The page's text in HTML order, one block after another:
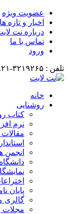
عضویت ویژه
اخبار و تازه ها
درباره نت
تماس با ما
ورود
تلفن : ۳۲۱۹۲۶۵-۰۹۲۱
خانه
روشنایی
کتاب
نرم
انجمن
پایان
گالری
مجلات